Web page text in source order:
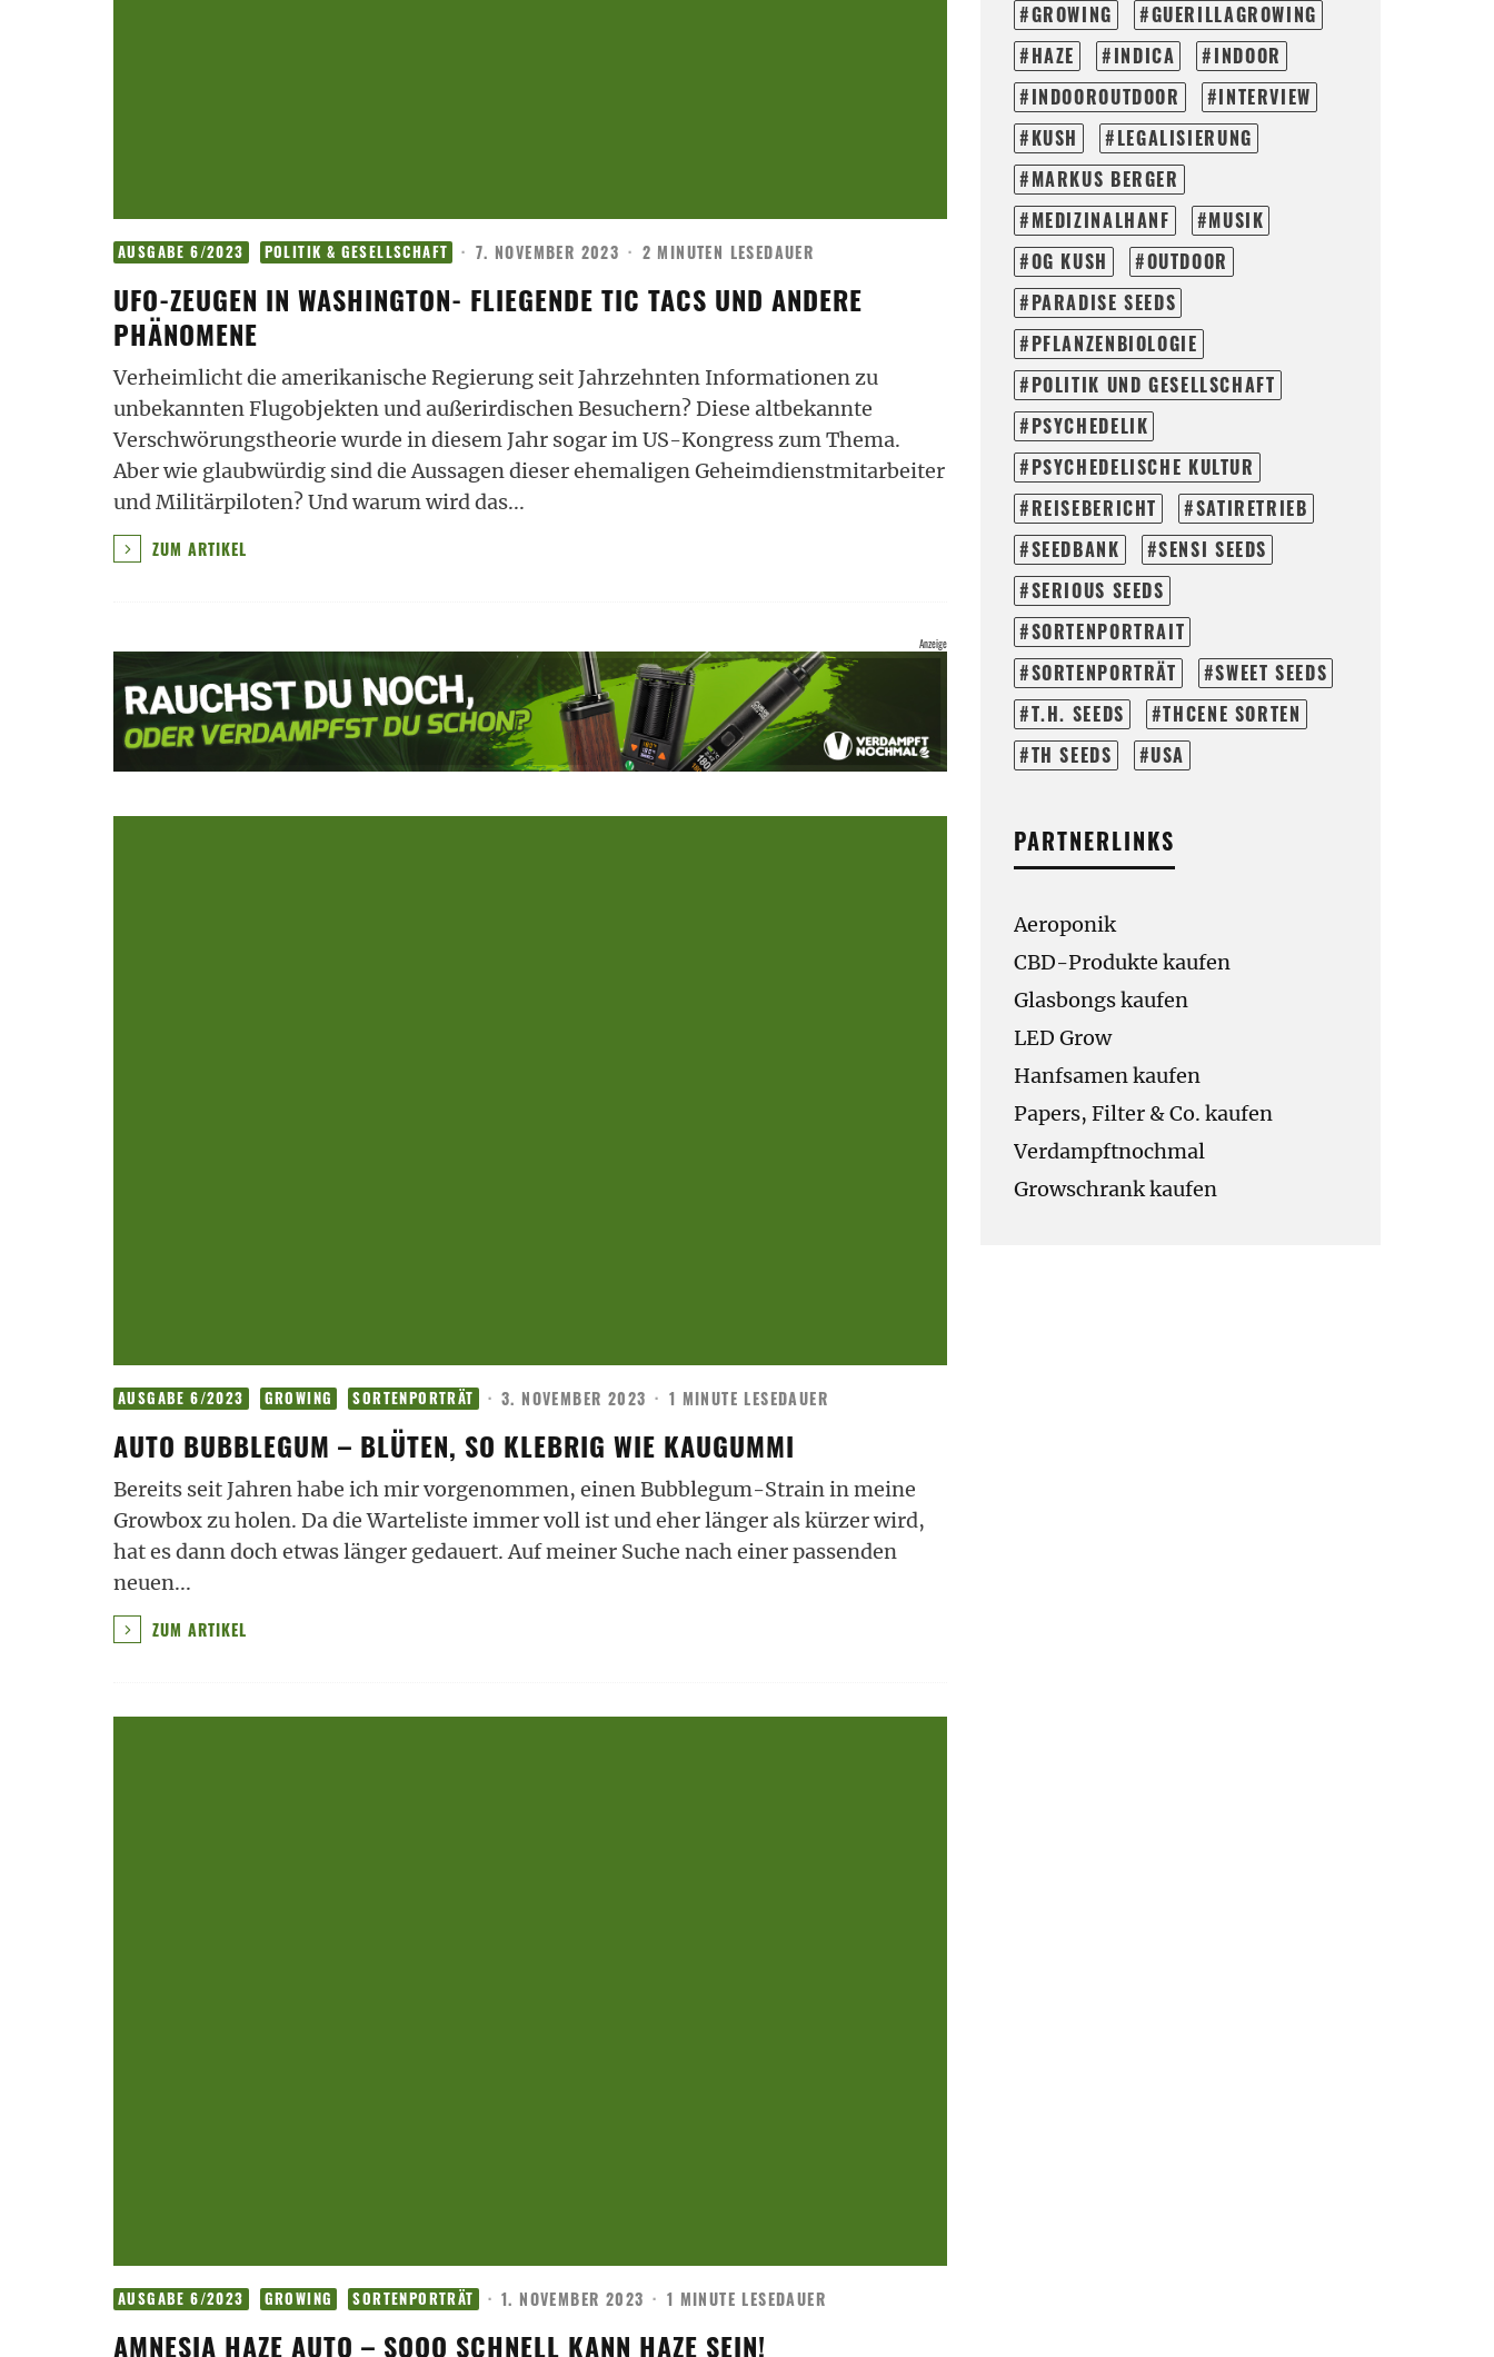
AUSGABE 6/2023 POLITIK & GESELLSCHAFT · 7. NOVEMBER 2023 · 2 MINUTEN LESEDAUER
UFO-ZEUGEN IN WASHINGTON- FLIEGENDE TIC TACS UND ANDERE
PHÄNOMENE
Verheimlicht die amerikanische Regierung seit Jahrzehnten Informationen zu
unbekannten Flugobjekten und außerirdischen Besuchern? Diese altbekannte
Verschwörungstheorie wurde in diesem Jahr sogar im US-Kongress zum Thema.
Aber wie glaubwürdig sind die Aussagen dieser ehemaligen Geheimdienstmitarbeiter
und Militärpiloten? Und warum wird das...
ZUM ARTIKEL
AUSGABE 6/2023 GROWING SORTENPORTRÄT · 3. NOVEMBER 2023 · 1 MINUTE LESEDAUER
AUTO BUBBLEGUM – BLÜTEN, SO KLEBRIG WIE KAUGUMMI
Bereits seit Jahren habe ich mir vorgenommen, einen Bubblegum-Strain in meine
Growbox zu holen. Da die Warteliste immer voll ist und eher länger als kürzer wird,
hat es dann doch etwas länger gedauert. Auf meiner Suche nach einer passenden
neuen...
ZUM ARTIKEL
AUSGABE 6/2023 GROWING SORTENPORTRÄT · 1. NOVEMBER 2023 · 1 MINUTE LESEDAUER
AMNESIA HAZE AUTO – SOOO SCHNELL KANN HAZE SEIN!
GROWING
GUERILLAGROWING
HAZE
INDICA
INDOOR
INDOOROUTDOOR
INTERVIEW
KUSH
LEGALISIERUNG
MARKUS BERGER
MEDIZINALHANF
MUSIK
OG KUSH
OUTDOOR
PARADISE SEEDS
PFLANZENBIOLOGIE
POLITIK UND GESELLSCHAFT
PSYCHEDELIK
PSYCHEDELISCHE KULTUR
REISEBERICHT
SATIRETRIEB
SEEDBANK
SENSI SEEDS
SERIOUS SEEDS
SORTENPORTRAIT
SORTENPORTRÄT
SWEET SEEDS
T.H. SEEDS
THCENE SORTEN
TH SEEDS
USA
PARTNERLINKS
Aeroponik
CBD-Produkte kaufen
Glasbongs kaufen
LED Grow
Hanfsamen kaufen
Papers, Filter & Co. kaufen
Verdampftnochmal
Growschrank kaufen